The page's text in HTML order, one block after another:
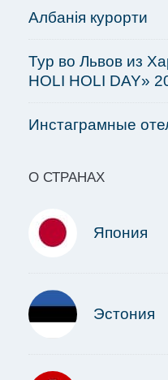
Албанія курорти
Тур во Львов из
HOLI HOLI DAY»
Инстаграмные
О СТРАНАХ
Япония
Эстония